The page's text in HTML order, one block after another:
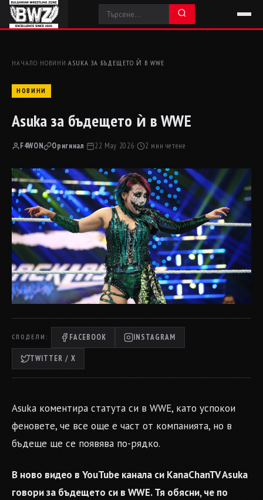
НАЧАЛО› НОВИНИ ›ASUKA ЗА БЪДЕЩЕТО Ѝ В WWE
НОВИНИ
Asuka за бъдещето ѝ в WWE
F4WON Оригинал· 22 May 2026· 2 мин четене
СПОДЕЛИ: FACEBOOK INSTAGRAM
TWITTER / X
Asuka коментира статута си в WWE, като успокои
феновете, че все още е част от компанията, но в
бъдеще ще се появява по-рядко.
В ново видео в YouTube канала си KanaChanTV Asuka
говори за бъдещето си в WWE. Тя обясни, че по